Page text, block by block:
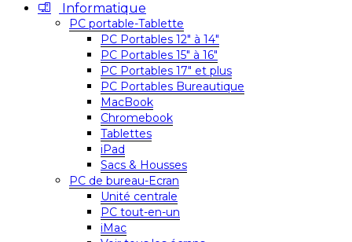
Informatique
PC portable-Tablette
PC Portables 12″ à 14″
PC Portables 15″ à 16″
PC Portables 17″ et plus
PC Portables Bureautique
MacBook
Chromebook
Tablettes
iPad
Sacs & Housses
PC de bureau-Ecran
Unité centrale
PC tout-en-un
iMac